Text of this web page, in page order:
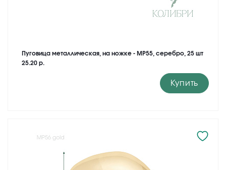
Пуговица металлическая, на ножке - MP55, серебро, 25 шт
25.20 р.
Купить